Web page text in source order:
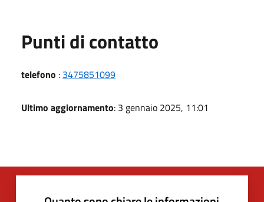
Punti di contatto
telefono : 3475851099
Ultimo aggiornamento: 3 gennaio 2025, 11:01